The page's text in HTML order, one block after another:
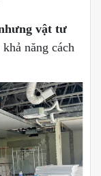
vật tư
năng cách